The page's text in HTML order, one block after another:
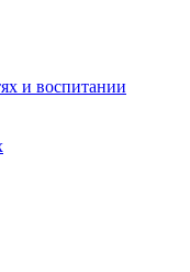
и воспитании